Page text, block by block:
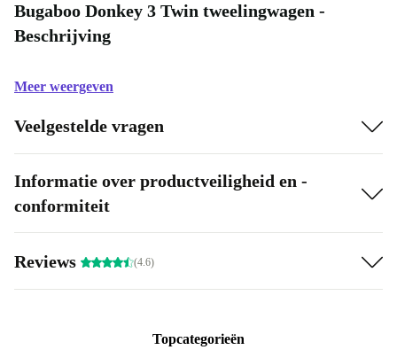
Bugaboo Donkey 3 Twin tweelingwagen -
Beschrijving
Meer weergeven
Veelgestelde vragen
Informatie over productveiligheid en -
conformiteit
Reviews (4.6)
Topcategorieën